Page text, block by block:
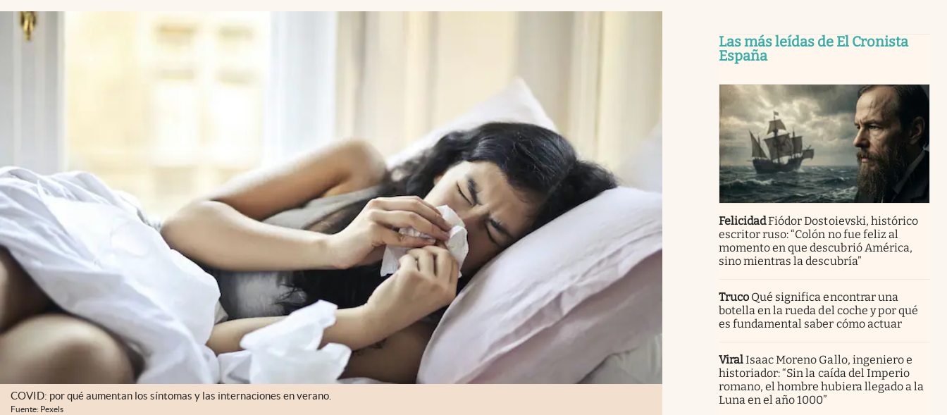
COVID: por qué aumentan los síntomas y las internaciones en verano.
Fuente: Pexels
Las más leídas de El Cronista
España
FelicidadFiódor Dostoievski, histórico
escritor ruso: “Colón no fue feliz al
momento en que descubrió América,
sino mientras la descubría”
Truco Qué significa encontrar una
botella en la rueda del coche y por qué
es fundamental saber cómo actuar
ViralIsaac Moreno Gallo, ingeniero e
historiador: “Sin la caída del Imperio
romano, el hombre hubiera llegado a la
Luna en el año 1000”